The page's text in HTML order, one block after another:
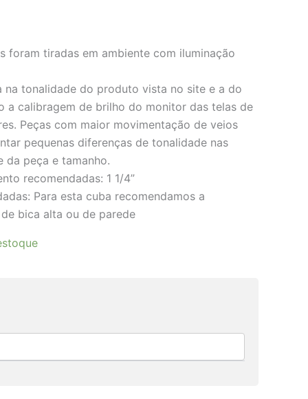
foram tiradas em ambiente com iluminação
na tonalidade do produto vista no site e a do
a calibragem de brilho do monitor das telas de
Peças com maior movimentação de veios
pequenas diferenças de tonalidade nas
peça e tamanho.
recomendadas: 1 1/4”
Para esta cuba recomendamos a
bica alta ou de parede